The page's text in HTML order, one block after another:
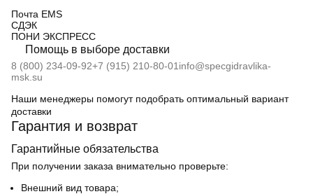
Почта EMS
СДЭК
ПOНИ ЭКСПРЕСС
Помощь в выборе доставки
8 (800) 234-09-92+7 (915) 210-80-01 info@specgidravlika-
msk.su
Наши менеджеры помогут подобрать оптимальный вариант
доставки
Гарантия и возврат
Гарантийные обязательства
При получении заказа внимательно проверьте:
Внешний вид товара;